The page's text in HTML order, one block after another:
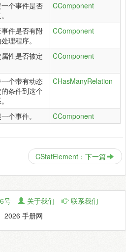
个事件是否
CComponent
件是否有附
理程序。
CComponent
性是否被定
CComponent
个带有动态
条件到这个
CHasManyRelation
个事件。 CComponent
CStatElement：下一篇
号 关于我们
联系我们
2026 手册网